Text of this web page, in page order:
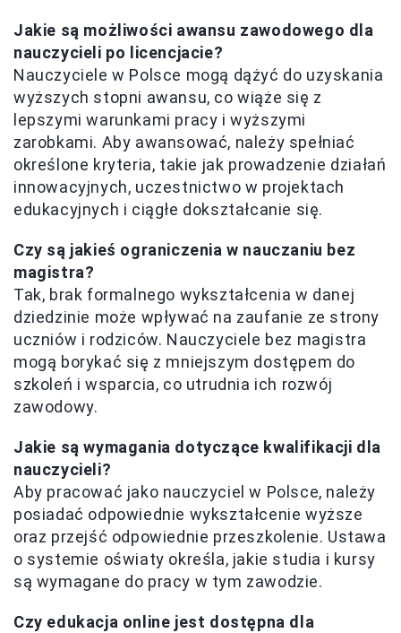
Jakie są możliwości awansu zawodowego dla
nauczycieli po licencjacie?
Nauczyciele w Polsce mogą dążyć do uzyskania
wyższych stopni awansu, co wiąże się z
lepszymi warunkami pracy i wyższymi
zarobkami. Aby awansować, należy spełniać
określone kryteria, takie jak prowadzenie działań
innowacyjnych, uczestnictwo w projektach
edukacyjnych i ciągłe dokształcanie się.
Czy są jakieś ograniczenia w nauczaniu bez
magistra?
Tak, brak formalnego wykształcenia w danej
dziedzinie może wpływać na zaufanie ze strony
uczniów i rodziców. Nauczyciele bez magistra
mogą borykać się z mniejszym dostępem do
szkoleń i wsparcia, co utrudnia ich rozwój
zawodowy.
Jakie są wymagania dotyczące kwalifikacji dla
nauczycieli?
Aby pracować jako nauczyciel w Polsce, należy
posiadać odpowiednie wykształcenie wyższe
oraz przejść odpowiednie przeszkolenie. Ustawa
o systemie oświaty określa, jakie studia i kursy
są wymagane do pracy w tym zawodzie.
Czy edukacja online jest dostępna dla